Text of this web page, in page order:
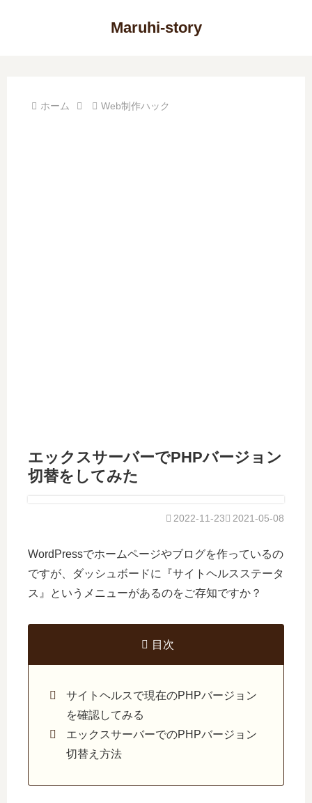
Maruhi-story
ホーム Web制作ハック
エックスサーバーでPHPバージョン
切替をしてみた
2021-05-08
2022-11-23
WordPressでホームページやブログを作っているの
ですが、ダッシュボードに『サイトヘルスステータ
ス』というメニューがあるのをご存知ですか？
目次
サイトヘルスで現在のPHPバージョン
を確認してみる
エックスサーバーでのPHPバージョン
切替え方法